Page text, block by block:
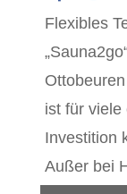
Flexibles
ist für viele
Investition
Außer bei